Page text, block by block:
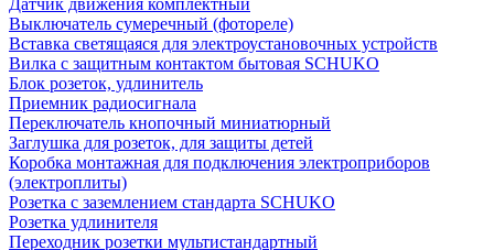
Датчик движения комплектный
Выключатель сумеречный (фотореле)
Вставка светящаяся для электроустановочных устройств
Вилка с защитным контактом бытовая SCHUKO
Блок розеток, удлинитель
Приемник радиосигнала
Переключатель кнопочный миниатюрный
Заглушка для розеток, для защиты детей
Коробка монтажная для подключения электроприборов
(электроплиты)
Розетка с заземлением стандарта SCHUKO
Розетка удлинителя
Переходник розетки мультистандартный